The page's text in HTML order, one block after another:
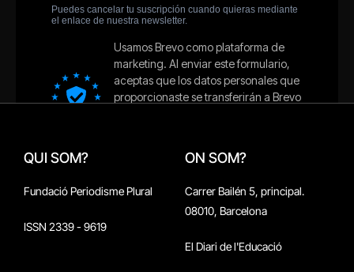
QUI SOM?
Fundació Periodisme Plural
ISSN 2339 - 9619
ON SOM?
Carrer Bailén 5, principal.
08010, Barcelona
El Diari de l'Educació